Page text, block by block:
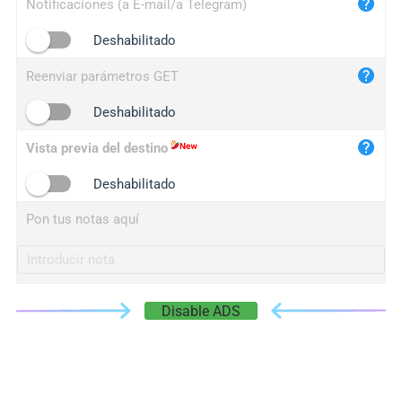
Notificaciones (a E-mail/a Telegram)
Deshabilitado
Reenviar parámetros GET
Deshabilitado
Vista previa del destino
Deshabilitado
Pon tus notas aquí
Disable ADS